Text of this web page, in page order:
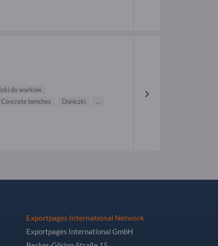
do worków
Concrete benches Doniczki ...
Exportpages International Network
Exportpages International GmbH